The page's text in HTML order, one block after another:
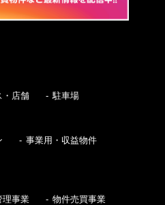
・店舗 駐車場
事業用・収益物件
理事業
物件売買事業